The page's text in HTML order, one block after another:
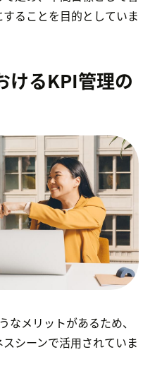
ることを目的としていま
けるKPI管理の
メリットがあるため、
シーンで活用されていま